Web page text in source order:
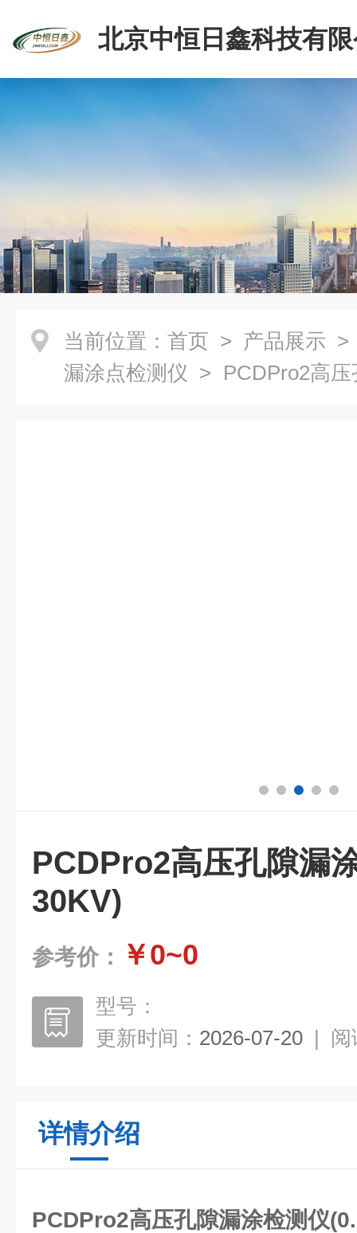
北京中恒日鑫科技有
当前位置： 首页 > 产品展示
漏涂点检测仪 > PCDPro2高压
PCDPro2高压孔隙漏
30KV)
参考价： ￥0~0
型号：
更新时间： 2026-07-20 | 阅
详情介绍
PCDPro2高压孔隙漏涂检测仪